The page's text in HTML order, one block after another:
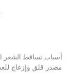
أسباب تساقط الشعر
مصدر قلق وإزعاج